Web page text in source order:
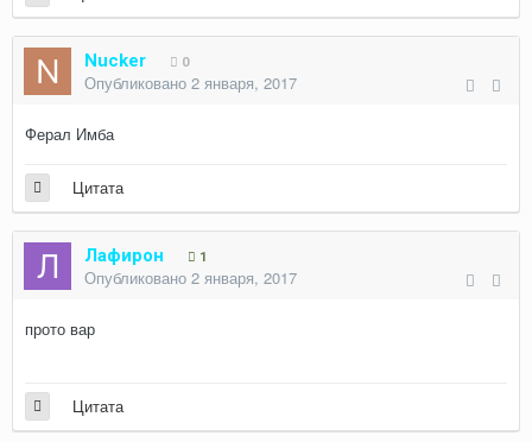
Nucker 0
Опубликовано 2 января, 2017
Ферал Имба
Цитата
Лафирон 1
Опубликовано 2 января, 2017
прото вар
Цитата